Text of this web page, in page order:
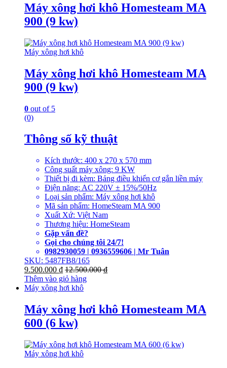
Máy xông hơi khô Homesteam MA
900 (9 kw)
Máy xông hơi khô
Máy xông hơi khô Homesteam MA
900 (9 kw)
0 out of 5
(0)
Thông số kỹ thuật
Kích thước: 400 x 270 x 570 mm
Công suất máy xông: 9 KW
Thiết bị đi kèm: Bảng điều khiển cơ gắn liền máy
Điện năng: AC 220V ± 15%/50Hz
Loại sản phẩm: Máy xông hơi khô
Mã sản phẩm: HomeSteam MA 900
Xuất Xứ: Việt Nam
Thương hiệu: HomeSteam
Gặp vấn đề?
Gọi cho chúng tôi 24/7!
0982930059 | 0936559606 | Mr Tuân
SKU: 5487FB8/165
9.500.000 ₫ 12.500.000₫
Thêm vào giỏ hàng
Máy xông hơi khô
Máy xông hơi khô Homesteam MA
600 (6 kw)
Máy xông hơi khô